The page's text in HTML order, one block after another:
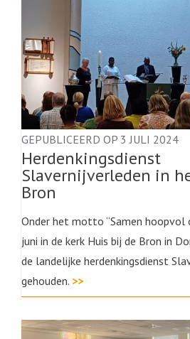
GEPUBLICEERD OP 3 JULI 2024
Herdenkingsdienst
Slavernijverleden in
Bron
Onder het motto “Samen hoopvol
juni in de kerk Huis bij de Bron in
de landelijke herdenkingsdienst
gehouden. >>